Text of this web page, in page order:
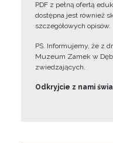
PDF z pełną ofertą
dostępna jest również
szczegółowych opisów.
PS. Informujemy, że z
Muzeum Zamek w
zwiedzających.
Odkryjcie z nami